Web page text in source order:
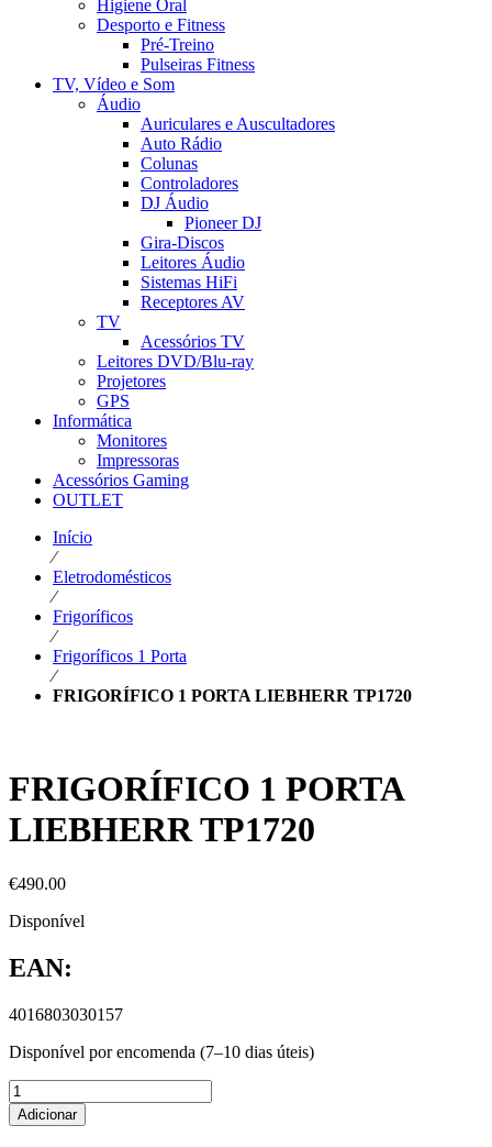
Higiene Oral
Desporto e Fitness
Pré-Treino
Pulseiras Fitness
TV, Vídeo e Som
Áudio
Auriculares e Auscultadores
Auto Rádio
Colunas
Controladores
DJ Áudio
Pioneer DJ
Gira-Discos
Leitores Áudio
Sistemas HiFi
Receptores AV
TV
Acessórios TV
Leitores DVD/Blu-ray
Projetores
GPS
Informática
Monitores
Impressoras
Acessórios Gaming
OUTLET
Início
⁄
Eletrodomésticos
⁄
Frigoríficos
⁄
Frigoríficos 1 Porta
⁄
FRIGORÍFICO 1 PORTA LIEBHERR TP1720
FRIGORÍFICO 1 PORTA
LIEBHERR TP1720
€490.00
Disponível
EAN:
4016803030157
Disponível por encomenda (7–10 dias úteis)
Adicionar